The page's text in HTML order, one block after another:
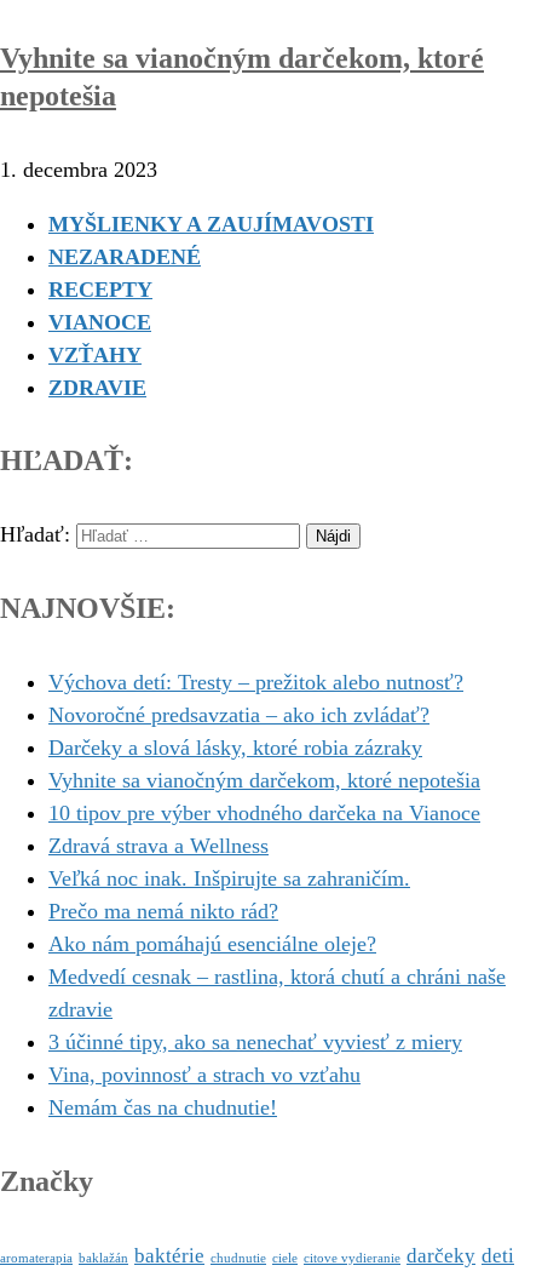
Vyhnite sa vianočným darčekom, ktoré
nepotešia
1. decembra 2023
MYŠLIENKY A ZAUJÍMAVOSTI
NEZARADENÉ
RECEPTY
VIANOCE
VZŤAHY
ZDRAVIE
HĽADAŤ:
Hľadať:
NAJNOVŠIE:
Výchova detí: Tresty – prežitok alebo nutnosť?
Novoročné predsavzatia – ako ich zvládať?
Darčeky a slová lásky, ktoré robia zázraky
Vyhnite sa vianočným darčekom, ktoré nepotešia
10 tipov pre výber vhodného darčeka na Vianoce
Zdravá strava a Wellness
Veľká noc inak. Inšpirujte sa zahraničím.
Prečo ma nemá nikto rád?
Ako nám pomáhajú esenciálne oleje?
Medvedí cesnak – rastlina, ktorá chutí a chráni naše
zdravie
3 účinné tipy, ako sa nenechať vyviesť z miery
Vina, povinnosť a strach vo vzťahu
Nemám čas na chudnutie!
Značky
aromaterapia baklažán baktérie chudnutie ciele citove vydieranie darčeky deti